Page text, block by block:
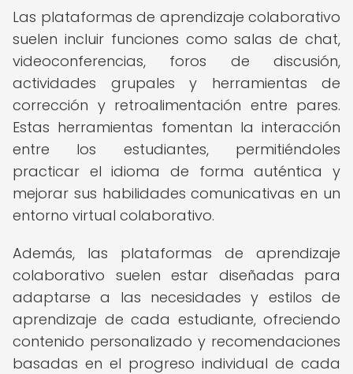
Las plataformas de aprendizaje colaborativo
suelen incluir funciones como salas de chat,
videoconferencias, foros de discusión,
actividades grupales y herramientas de
corrección y retroalimentación entre pares.
Estas herramientas fomentan la interacción
entre los estudiantes, permitiéndoles
practicar el idioma de forma auténtica y
mejorar sus habilidades comunicativas en un
entorno virtual colaborativo.
Además, las plataformas de aprendizaje
colaborativo suelen estar diseñadas para
adaptarse a las necesidades y estilos de
aprendizaje de cada estudiante, ofreciendo
contenido personalizado y recomendaciones
basadas en el progreso individual de cada